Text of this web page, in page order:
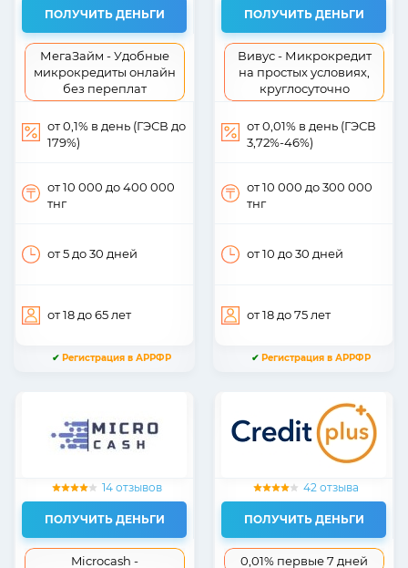
ПОЛУЧИТЬ ДЕНЬГИ
МегаЗайм - Удобные
микрокредиты онлайн
без переплат
от 0,1% в день (ГЭСВ до
179%)
от 10 000 до 400 000
тнг
от 5 до 30 дней
от 18 до 65 лет
✔ Регистрация в АРРФР
ПОЛУЧИТЬ ДЕНЬГИ
Вивус - Микрокредит
на простых условиях,
круглосуточно
от 0,01% в день (ГЭСВ
3,72%-46%)
от 10 000 до 300 000
тнг
от 10 до 30 дней
от 18 до 75 лет
✔ Регистрация в АРРФР
14 отзывов
ПОЛУЧИТЬ ДЕНЬГИ
Microcash -
42 отзыва
ПОЛУЧИТЬ ДЕНЬГИ
0,01% первые 7 дней